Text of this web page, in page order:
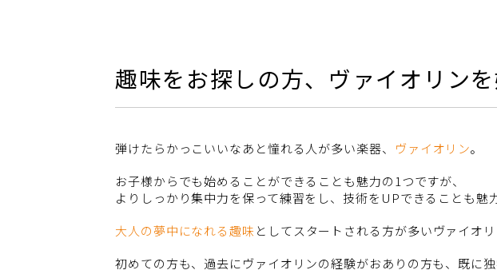
趣味をお探しの方、ヴァイオリン
弾けたらかっこいいなあと憧れる人が多い楽器、 ヴァイオリン。
お子様からでも始めることができることも魅力の1つですが、
よりしっかり集中力を保って練習をし、技術をUPできることも魅
大人の夢中になれる趣味 としてスタートされる方が多いヴァイオ
初めての方も、過去にヴァイオリンの経験がおありの方も、既に